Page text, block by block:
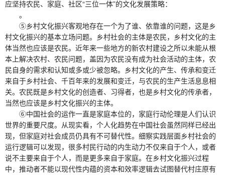
应坚持农民、家庭、社区“三位一体”的文化发展策略：
。
⑤乡村文化振兴客观地存在一个为了谁、依靠谁的问题，这是乡
村文化振兴的基本立场问题。乡村社会的主体是农民，乡村文化的主
体当然也应该是农民。近年来一些地方的新农村建设之所以未能从根
本上解决农村、农民问题，盖因为农民没有成为社会活动的主体，农
民自身的需求和认知或多或少被忽略。乡村文化的产生、传承和变迁
来自于乡村社会、千百年来的发展和变迁，与农民的生产生活息息相
关。农民既是乡村文化的创造者、习得者，也是乡村文化的传承者，
当然也应该是乡村文化振兴的主体。
⑥中国社会的运作一直是家庭本位的，家庭行动伦理是人们认识
世界的重要尺度。从现实看，个人化趋势在中国社会虽然同样已经出
现，但家庭对社会成员仍具有不可替代性。细察实践层面乡村社会的
运行逻辑可以发现，很多村民行动的内生动力不仅来自于个人，或者
说不主要来自于个人，而是更多来自于家庭。在乡村文化振兴过程
中，推动者不能以现代性内蕴的资本和效率逻辑去试图替代村庄原有